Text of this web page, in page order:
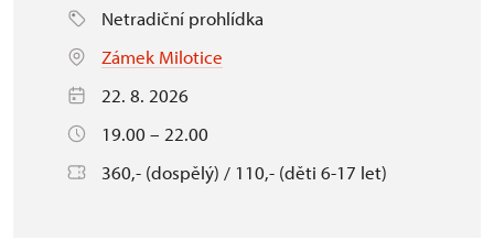
Netradiční prohlídka
Zámek Milotice
22. 8. 2026
19.00 – 22.00
360,- (dospělý) / 110,- (děti 6-17 let)